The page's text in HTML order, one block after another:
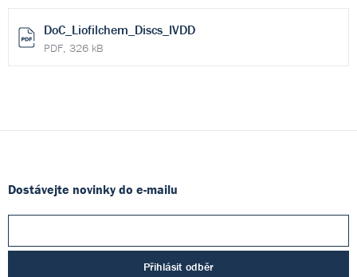
DoC_Liofilchem_Discs_IVDD
PDF, 326 kB
Dostávejte novinky do e-mailu
Přihlásit odběr